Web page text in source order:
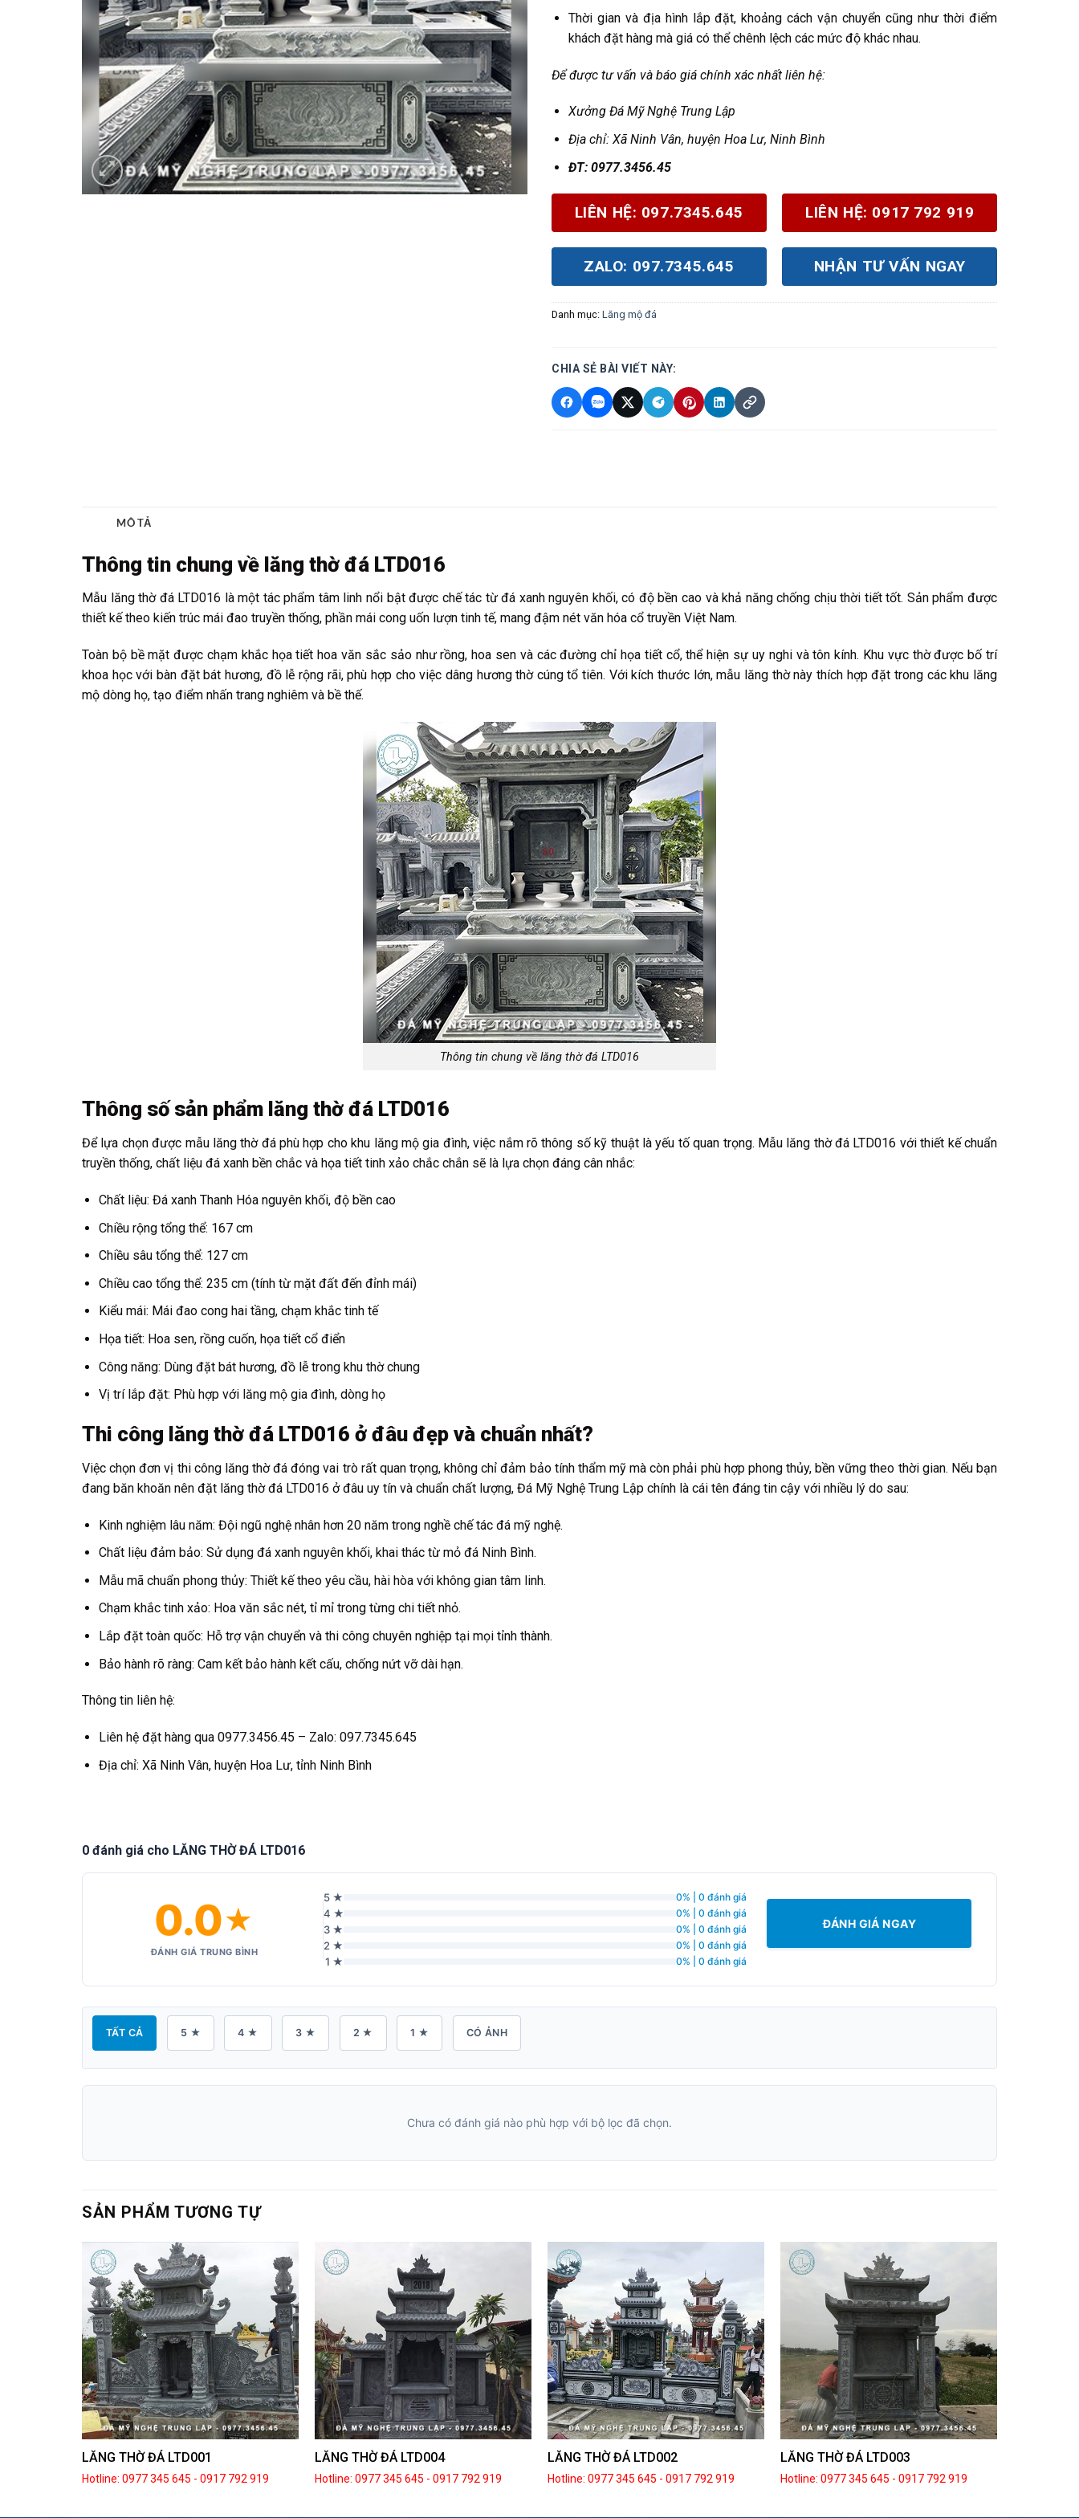
Thời gian và địa hình lắp đặt, khoảng cách vận chuyển cũng như thời điểm
khách đặt hàng mà giá có thể chênh lệch các mức độ khác nhau.
Để được tư vấn và báo giá chính xác nhất liên hệ:
Xưởng Đá Mỹ Nghệ Trung Lập
Địa chỉ: Xã Ninh Vân, huyện Hoa Lư, Ninh Bình
ĐT: 0977.3456.45
LIÊN HỆ: 097.7345.645 LIÊN HỆ: 0917 792 919
ZALO: 097.7345.645 NHẬN TƯ VẤN NGAY
Danh mục: Lăng mộ đá
CHIA SẺ BÀI VIẾT NÀY:
Thông tin chung về lăng thờ đá LTD016
Mẫu lăng thờ đá LTD016 là một tác phẩm tâm linh nổi bật được chế tác từ đá xanh nguyên khối, có độ bền cao và khả năng chống chịu thời tiết tốt. Sản phẩm được
thiết kế theo kiến trúc mái đao truyền thống, phần mái cong uốn lượn tinh tế, mang đậm nét văn hóa cổ truyền Việt Nam.
Toàn bộ bề mặt được chạm khắc họa tiết hoa văn sắc sảo như rồng, hoa sen và các đường chỉ họa tiết cổ, thể hiện sự uy nghi và tôn kính. Khu vực thờ được bố trí
khoa học với bàn đặt bát hương, đồ lễ rộng rãi, phù hợp cho việc dâng hương thờ cúng tổ tiên. Với kích thước lớn, mẫu lăng thờ này thích hợp đặt trong các khu lăng
mộ dòng họ, tạo điểm nhấn trang nghiêm và bề thế.
Thông tin chung về lăng thờ đá LTD016
Thông số sản phẩm lăng thờ đá LTD016
Để lựa chọn được mẫu lăng thờ đá phù hợp cho khu lăng mộ gia đình, việc nắm rõ thông số kỹ thuật là yếu tố quan trọng. Mẫu lăng thờ đá LTD016 với thiết kế chuẩn
truyền thống, chất liệu đá xanh bền chắc và họa tiết tinh xảo chắc chắn sẽ là lựa chọn đáng cân nhắc:
Chất liệu: Đá xanh Thanh Hóa nguyên khối, độ bền cao
Chiều rộng tổng thể: 167 cm
Chiều sâu tổng thể: 127 cm
Chiều cao tổng thể: 235 cm (tính từ mặt đất đến đỉnh mái)
Kiểu mái: Mái đao cong hai tầng, chạm khắc tinh tế
Họa tiết: Hoa sen, rồng cuốn, họa tiết cổ điển
Công năng: Dùng đặt bát hương, đồ lễ trong khu thờ chung
Vị trí lắp đặt: Phù hợp với lăng mộ gia đình, dòng họ
Thi công lăng thờ đá LTD016 ở đâu đẹp và chuẩn nhất?
Việc chọn đơn vị thi công lăng thờ đá đóng vai trò rất quan trọng, không chỉ đảm bảo tính thẩm mỹ mà còn phải phù hợp phong thủy, bền vững theo thời gian. Nếu bạn
đang băn khoăn nên đặt lăng thờ đá LTD016 ở đâu uy tín và chuẩn chất lượng, Đá Mỹ Nghệ Trung Lập chính là cái tên đáng tin cậy với nhiều lý do sau:
Kinh nghiệm lâu năm: Đội ngũ nghệ nhân hơn 20 năm trong nghề chế tác đá mỹ nghệ.
Chất liệu đảm bảo: Sử dụng đá xanh nguyên khối, khai thác từ mỏ đá Ninh Bình.
Mẫu mã chuẩn phong thủy: Thiết kế theo yêu cầu, hài hòa với không gian tâm linh.
Chạm khắc tinh xảo: Hoa văn sắc nét, tỉ mỉ trong từng chi tiết nhỏ.
Lắp đặt toàn quốc: Hỗ trợ vận chuyển và thi công chuyên nghiệp tại mọi tỉnh thành.
Bảo hành rõ ràng: Cam kết bảo hành kết cấu, chống nứt vỡ dài hạn.
Thông tin liên hệ:
Liên hệ đặt hàng qua 0977.3456.45 – Zalo: 097.7345.645
Địa chỉ: Xã Ninh Vân, huyện Hoa Lư, tỉnh Ninh Bình
0 đánh giá cho LĂNG THỜ ĐÁ LTD016
0.0★
ĐÁNH GIÁ TRUNG BÌNH
5 ★ 0% | 0 đánh giá
4 ★ 0% | 0 đánh giá
3 ★ 0% | 0 đánh giá
2 ★ 0% | 0 đánh giá
1 ★ 0% | 0 đánh giá
ĐÁNH GIÁ NGAY
TẤT CẢ 5 ★ 4 ★ 3 ★ 2 ★ 1 ★ CÓ ẢNH
Chưa có đánh giá nào phù hợp với bộ lọc đã chọn.
SẢN PHẨM TƯƠNG TỰ
LĂNG THỜ ĐÁ LTD001
Hotline: 0977 345 645 - 0917 792 919
LĂNG THỜ ĐÁ LTD004
Hotline: 0977 345 645 - 0917 792 919
LĂNG THỜ ĐÁ LTD002
Hotline: 0977 345 645 - 0917 792 919
LĂNG THỜ ĐÁ LTD003
Hotline: 0977 345 645 - 0917 792 919